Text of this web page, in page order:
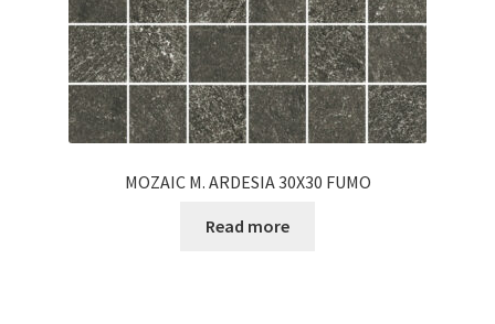
MOZAIC M. ARDESIA 30X30 FUMO
Read more